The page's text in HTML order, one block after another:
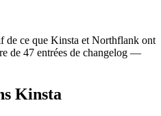
de ce que Kinsta et Northflank ont
de 47 entrées de changelog —
Kinsta